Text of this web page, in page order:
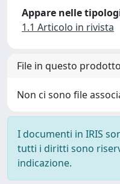
Appare nelle
1.1 Articolo in rivista
File in questo
Non ci sono file
I documenti in IRIS
tutti i diritti sono
indicazione.